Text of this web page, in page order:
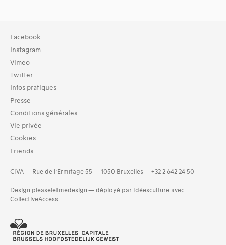
Collection
TOUT (25)
Archives (25)
Typologies documents
Séries (activités) (2)
01-architecture domestique (30)
02-architecture agricole (8)
03-architecture artisanale et industrielle (20)
04-architecture commerciale et de services (25)
06-architecture fiscale et financière (8)
07-architecture judiciaire, pénitentiaire, police (5)
and 11 more
Facebook
Instagram
Vimeo
Twitter
Infos pratiques
Presse
Conditions générales
Vie privée
Cookies
Friends
CIVA — Rue de l’Ermitage 55 — 1050 Bruxelles — +32 2 642 24 50
Design pleaseletmedesign — déployé par Idéesculture avec
CollectiveAccess